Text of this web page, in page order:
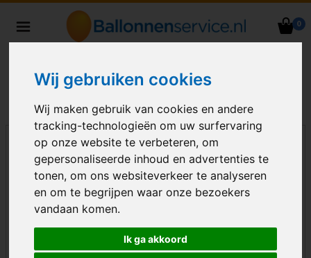
Wij gebruiken cookies
Wij maken gebruik van cookies en andere
tracking-technologieën om uw surfervaring
op onze website te verbeteren, om
gepersonaliseerde inhoud en advertenties te
tonen, om ons websiteverkeer te analyseren
en om te begrijpen waar onze bezoekers
vandaan komen.
Ik ga akkoord
0
Nederland